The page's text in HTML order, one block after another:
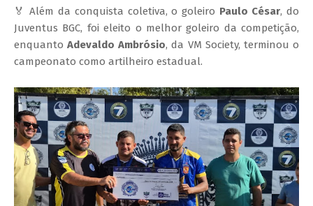
🏅 Além da conquista coletiva, o goleiro Paulo César, do
Juventus BGC, foi eleito o melhor goleiro da competição,
enquantoAdevaldo Ambrósio, da VM Society, terminou o
campeonato como artilheiro estadual.